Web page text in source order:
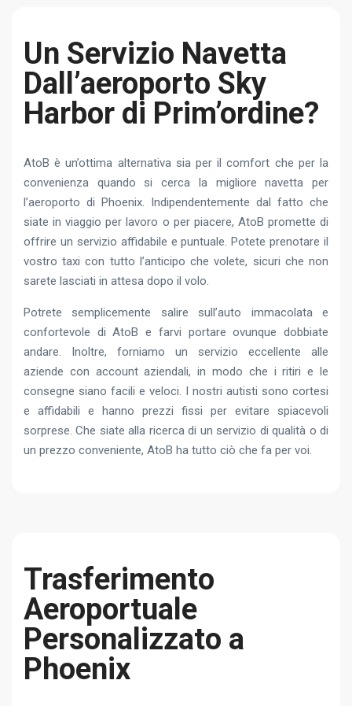
Un Servizio Navetta
Dall’aeroporto Sky
Harbor di Prim’ordine?
AtoB è un’ottima alternativa sia per il comfort che per la
convenienza quando si cerca la migliore navetta per
l’aeroporto di Phoenix. Indipendentemente dal fatto che
siate in viaggio per lavoro o per piacere, AtoB promette di
offrire un servizio affidabile e puntuale. Potete prenotare il
vostro taxi con tutto l’anticipo che volete, sicuri che non
sarete lasciati in attesa dopo il volo.
Potrete semplicemente salire sull’auto immacolata e
confortevole di AtoB e farvi portare ovunque dobbiate
andare. Inoltre, forniamo un servizio eccellente alle
aziende con account aziendali, in modo che i ritiri e le
consegne siano facili e veloci. I nostri autisti sono cortesi
e affidabili e hanno prezzi fissi per evitare spiacevoli
sorprese. Che siate alla ricerca di un servizio di qualità o di
un prezzo conveniente, AtoB ha tutto ciò che fa per voi.
Trasferimento
Aeroportuale
Personalizzato a
Phoenix